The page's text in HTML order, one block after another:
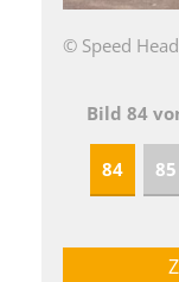
© Speed
Bild 84
84 85